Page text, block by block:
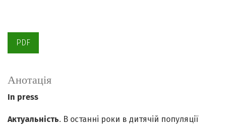
PDF
Анотація
In press
Актуальність. В останні роки в дитячій популяції